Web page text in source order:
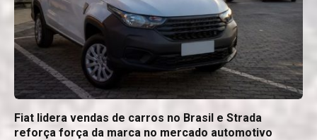
Fiat lidera vendas de carros no Brasil e Strada
reforça força da marca no mercado automotivo